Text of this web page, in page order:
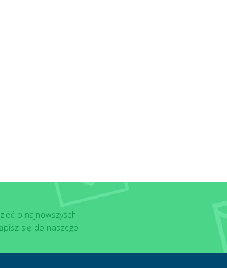
o najnowszysch
się do naszego